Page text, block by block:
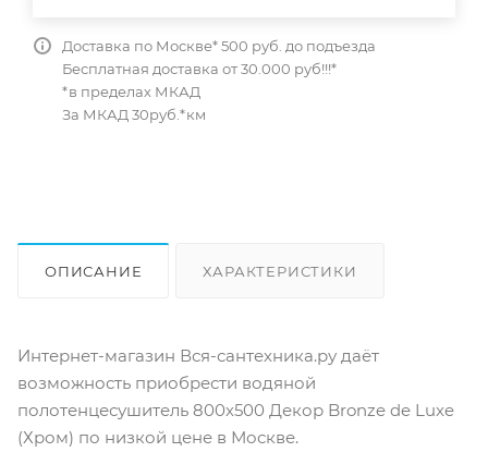
Доставка по Москве* 500 руб. до подъезда
Бесплатная доставка от 30.000 руб!!!*
*в пределах МКАД
За МКАД 30руб.*км
ОПИСАНИЕ ХАРАКТЕРИСТИКИ
Интернет-магазин Вся-сантехника.ру даёт
возможность приобрести водяной
полотенцесушитель 800х500 Декор Bronze de Luxe
(Хром) по низкой цене в Москве.